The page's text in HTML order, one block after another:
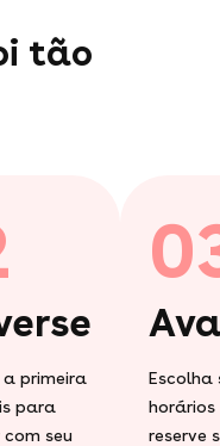
tão
primeira
para
seu
Escolha
horários
reserve